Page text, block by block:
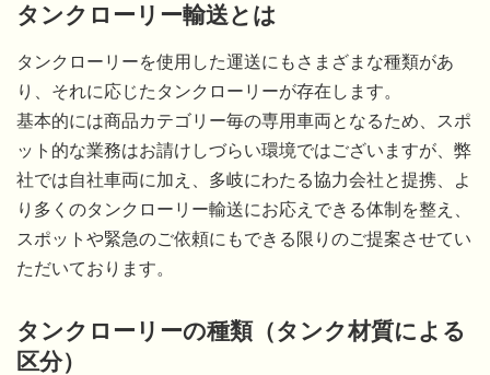
タンクローリー輸送とは
タンクローリーを使用した運送にもさまざまな種類があ
り、それに応じたタンクローリーが存在します。
基本的には商品カテゴリー毎の専用車両となるため、スポ
ット的な業務はお請けしづらい環境ではございますが、弊
社では自社車両に加え、多岐にわたる協力会社と提携、よ
り多くのタンクローリー輸送にお応えできる体制を整え、
スポットや緊急のご依頼にもできる限りのご提案させてい
ただいております。
タンクローリーの種類（タンク材質による
区分）